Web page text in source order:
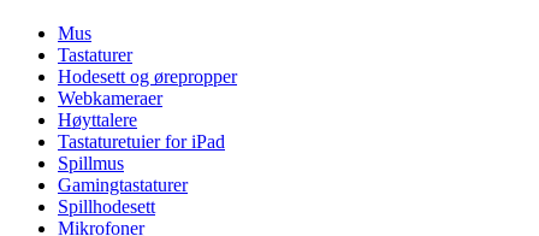
Mus
Tastaturer
Hodesett og ørepropper
Webkameraer
Høyttalere
Tastaturetuier for iPad
Spillmus
Gamingtastaturer
Spillhodesett
Mikrofoner